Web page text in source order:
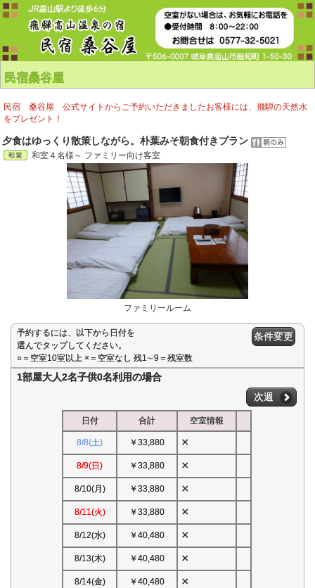
民宿桑谷屋
民宿 桑谷屋 公式サイトからご予約いただきましたお客様には、飛騨の天然水
をプレゼント！
夕食はゆっくり散策しながら。朴葉みそ朝食付きプラン
和室４名様～ ファミリー向け客室
ファミリールーム
予約するには、以下から日付を
選んでタップしてください。
○＝空室10室以上 ×＝空室なし 残1∼9＝残室数
条件変更
1部屋大人2名子供0名利用の場合
次週
日付 合計 空室情報
8/8(土) ￥33,880 ×
8/9(日) ￥33,880 ×
8/10(月) ￥33,880 ×
8/11(火) ￥33,880 ×
8/12(水) ￥40,480 ×
8/13(木) ￥40,480 ×
8/14(金) ￥40,480 ×